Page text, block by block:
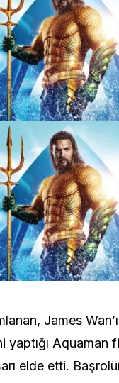
James
yaptığı Aquaman
elde etti.